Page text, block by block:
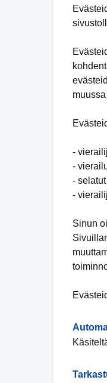
-
-
-
-
Sinun